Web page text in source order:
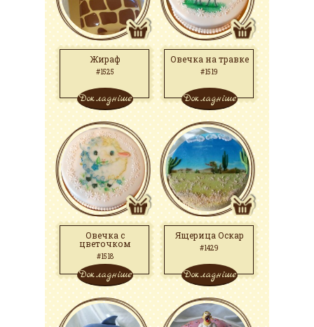
Жираф
#1525
Докладніше
Овечка на травке
#1519
Докладніше
Овечка с
цветочком
#1518
Докладніше
Ящерица Оскар
#1429
Докладніше